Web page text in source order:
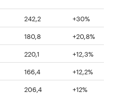
242,2
+30%
180,8
+20,8%
220,1
+12,3%
166,4
+12,2%
206,4
+12%